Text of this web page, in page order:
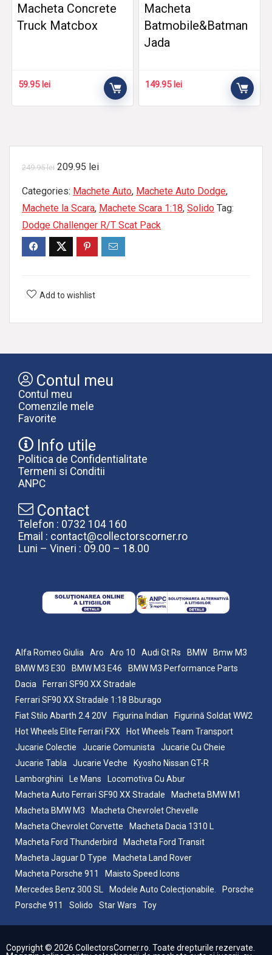
Macheta Concrete
Truck Matcbox
59.95 lei
Macheta
Batmobile&Batman
Jada
149.95 lei
249.95lei 209.95 lei
Categories: Machete Auto, Machete Auto Dodge,
Machete la Scara, Machete Scara 1:18, Solido Tag:
Dodge Challenger R/T Scat Pack
Add to wishlist
Contul meu
Contul meu
Comenzile mele
Favorite
Info utile
Politica de Confidentialitate
Termeni si Conditii
ANPC
Contact
Telefon : 0732 104 160
Email : contact@collectorscorner.ro
Luni – Vineri : 09.00 – 18.00
Alfa Romeo Giulia Aro Aro 10 Audi Gt Rs BMW
Bmw M3
BMW M3 E30
BMW M3 E46
BMW M3 Performance Parts
Dacia
Ferrari SF90 XX Stradale
Ferrari SF90 XX Stradale 1:18 Bburago
Fiat Stilo Abarth 2.4 20V
Figurina Indian
Figurină Soldat WW2
Hot Wheels Elite Ferrari FXX
Hot Wheels Team Transport
Jucarie Colectie
Jucarie Comunista
Jucarie Cu Cheie
Jucarie Tabla
Jucarie Veche
Kyosho Nissan GT-R
Lamborghini
Le Mans
Locomotiva Cu Abur
Macheta Auto Ferrari SF90 XX Stradale
Macheta BMW M1
Macheta BMW M3
Macheta Chevrolet Chevelle
Macheta Chevrolet Corvette
Macheta Dacia 1310 L
Macheta Ford Thunderbird
Macheta Ford Transit
Macheta Jaguar D Type
Macheta Land Rover
Macheta Porsche 911
Maisto Speed Icons
Mercedes Benz 300 SL
Modele Auto Colecționabile.
Porsche
Porsche 911
Solido Star Wars Toy
Copyright © 2026 CollectorsCorner.ro. Toate drepturile rezervate.